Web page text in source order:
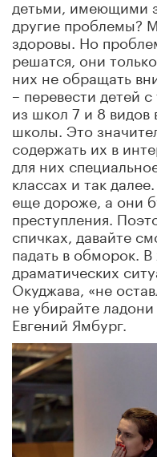
детьми, имеющими
другие проблемы?
здоровы. Но
решатся, они
них не обращать
– перевести детей
из школ 7 и 8
школы. Это
содержать их в
для них
классах и так
еще дороже, а они
преступления.
спичках, давайте
падать в обморок.
драматических
Окуджава, «не
не убирайте
Евгений Ямбург.